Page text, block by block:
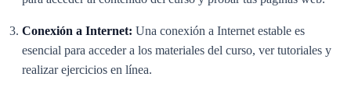
Conexión a Internet: Una conexión a Internet estable es
esencial para acceder a los materiales del curso, ver tutoriales y
realizar ejercicios en línea.